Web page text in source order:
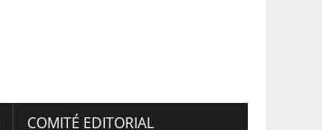
COMITÉ EDITORIAL